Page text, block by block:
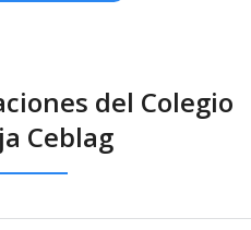
del Colegio
Ceblag